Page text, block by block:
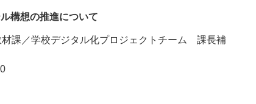
構想の推進について
課／学校デジタル化プロジェクトチーム 課長補